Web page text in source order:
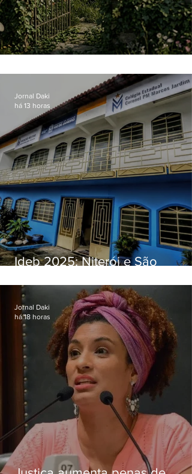
Ideb 2025: Niterói e São
distintos no ensino médio; veja
Jornal Daki
há 13 horas
Jornal Daki
há 18 horas